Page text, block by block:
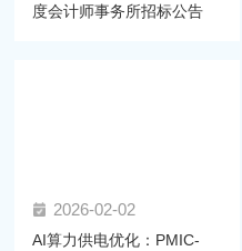
度会计师事务所招标公告
2026-02-02
AI算力供电优化：PMIC-